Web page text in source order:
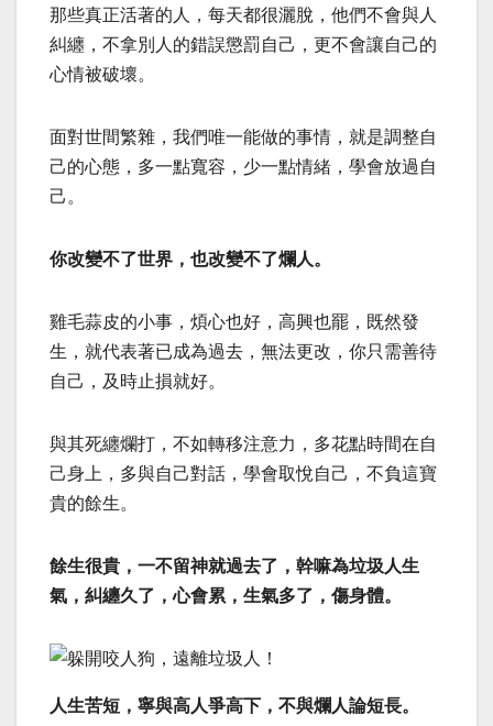
那些真正活著的人，每天都很灑脫，他們不會與人
糾纏，不拿別人的錯誤懲罰自己，更不會讓自己的
心情被破壞。
面對世間繁雜，我們唯一能做的事情，就是調整自
己的心態，多一點寬容，少一點情緒，學會放過自
己。
你改變不了世界，也改變不了爛人。
雞毛蒜皮的小事，煩心也好，高興也罷，既然發
生，就代表著已成為過去，無法更改，你只需善待
自己，及時止損就好。
與其死纏爛打，不如轉移注意力，多花點時間在自
己身上，多與自己對話，學會取悅自己，不負這寶
貴的餘生。
餘生很貴，一不留神就過去了，幹嘛為垃圾人生
氣，糾纏久了，心會累，生氣多了，傷身體。
人生苦短，寧與高人爭高下，不與爛人論短長。